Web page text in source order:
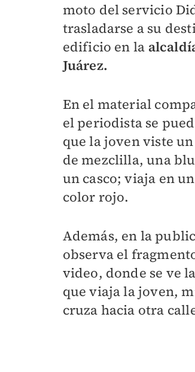
moto del servicio
trasladarse a su
edificio en la
Juárez.
En el material
el periodista se
que la joven viste
de mezclilla, una
un casco; viaja en
color rojo.
Además, en la
observa el
video, donde se ve
que viaja la joven,
cruza hacia otra